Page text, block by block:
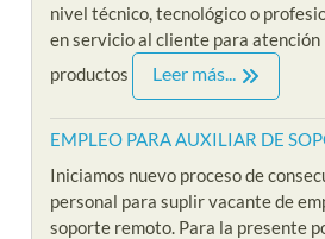
nivel técnico, tecnológico o
en servicio al cliente para
productos
Leer más...
EMPLEO PARA AUXILIAR DE
Iniciamos nuevo proceso de
personal para suplir vacante de
soporte remoto. Para la presente